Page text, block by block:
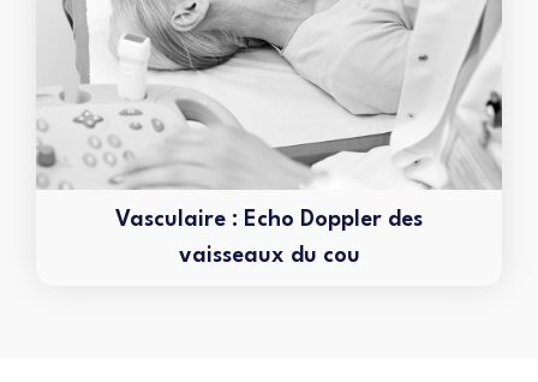
Vasculaire : Echo Doppler des
vaisseaux du cou